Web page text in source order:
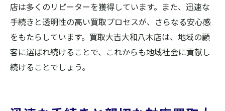
店は多くのリピーターを獲得しています。また、迅速な
手続きと透明性の高い買取プロセスが、さらなる安心感
をもたらしています。買取大吉大和八木店は、地域の顧
客に選ばれ続けることで、これからも地域社会に貢献し
続けることでしょう。